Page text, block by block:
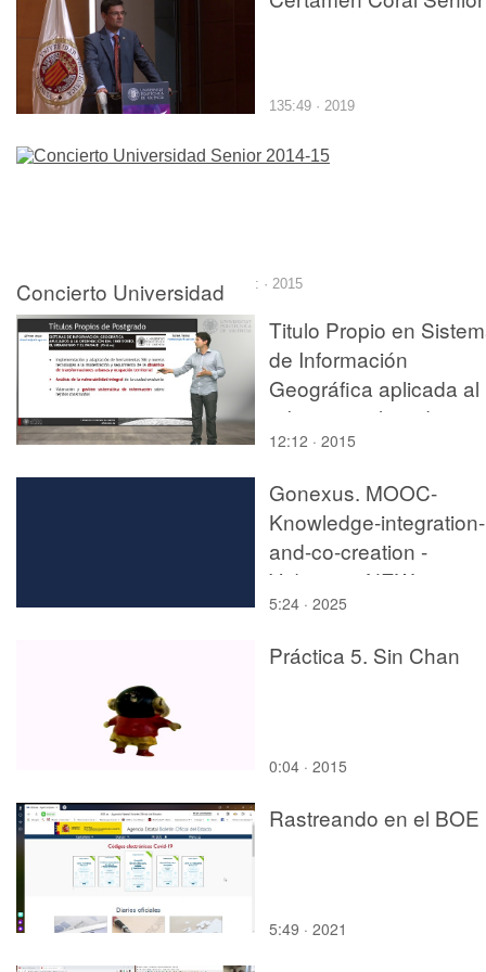
135:49 · 2019
Concierto Universidad
Senior 2014-15
: · 2015
Titulo Propio en
de Información
Geográfica aplicada al
urbanismo, la
del territorio y el
12:12 · 2015
Gonexus. MOOC-
Knowledge-integration-
and-co-creation -
Video013-NEW
5:24 · 2025
Práctica 5. Sin Chan
0:04 · 2015
Rastreando en el BOE
5:49 · 2021